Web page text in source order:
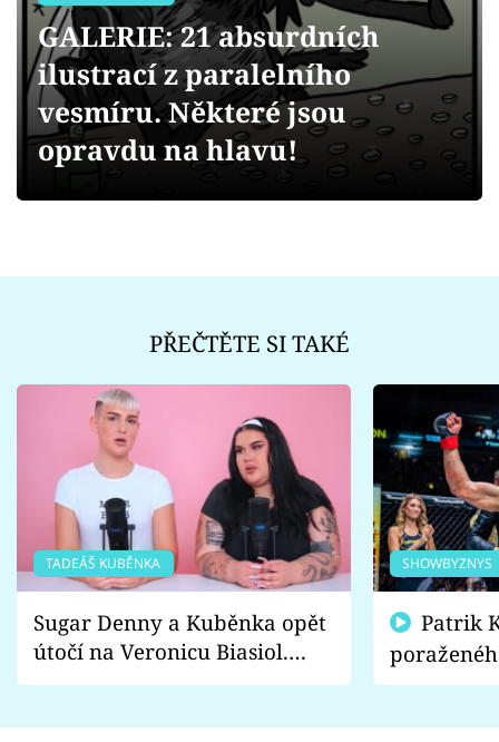
Videa
Sledujte prima+
GALERIE: 21 absurdních
ilustrací z paralelního
vesmíru. Některé jsou
opravdu na hlavu!
PŘEČTĚTE SI TAKÉ
TADEÁŠ KUBĚNKA
Sugar Denny a Kuběnka opět
útočí na Veronicu Biasiol.
Proč je podle nich falešná a
SHOWBYZNYS
fanoušci